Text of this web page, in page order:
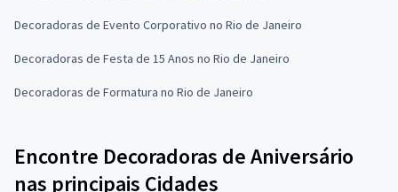
Decoradoras de Evento Corporativo no Rio de Janeiro
Decoradoras de Festa de 15 Anos no Rio de Janeiro
Decoradoras de Formatura no Rio de Janeiro
Encontre Decoradoras de Aniversário
nas principais Cidades